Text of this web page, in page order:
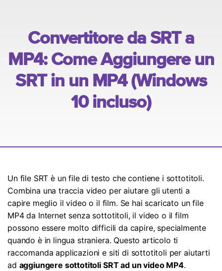
Panoramica
Video
Foto
Libreria di mappa concettuale
Panoramica
Convertitore PDF online
FamiSafe
Controllo parentale e monitoraggio.
Tutti i prodotti
Riparazione Video
Trasferisci Whatsapp
Aggiornamento iOS
Location Tracker
Mac Utenti
Informazioni di più
Convertitore da SRT a
MP4: Come Aggiungere un
SRT in un MP4 (Windows
10 incluso)
Un file SRT è un file di testo che contiene i sottotitoli.
Combina una traccia video per aiutare gli utenti a
capire meglio il video o il film. Se hai scaricato un file
MP4 da Internet senza sottotitoli, il video o il film
possono essere molto difficili da capire, specialmente
quando è in lingua straniera. Questo articolo ti
raccomanda applicazioni e siti di sottotitoli per aiutarti
ad aggiungere sottotitoli SRT ad un video MP4.